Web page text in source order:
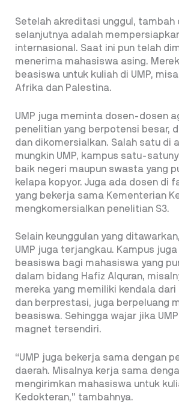
Setelah akreditasi unggul, tambah
selanjutnya adalah
internasional. Saat ini pun telah
menerima mahasiswa asing.
beasiswa untuk kuliah di UMP,
Afrika dan Palestina.
UMP juga meminta dosen-dosen
penelitian yang berpotensi besar,
dan dikomersialkan. Salah satu di
mungkin UMP, kampus satu-
baik negeri maupun swasta yang
kelapa kopyor. Juga ada dosen di
yang bekerja sama Kementerian
mengkomersialkan penelitian S3.
Selain keunggulan yang
UMP juga terjangkau. Kampus
beasiswa bagi mahasiswa yang
dalam bidang Hafiz Alquran,
mereka yang memiliki kendala dari
dan berprestasi, juga berpeluang
beasiswa. Sehingga wajar jika
magnet tersendiri.
“UMP juga bekerja sama dengan
daerah. Misalnya kerja sama
mengirimkan mahasiswa untuk
Kedokteran,” tambahnya.